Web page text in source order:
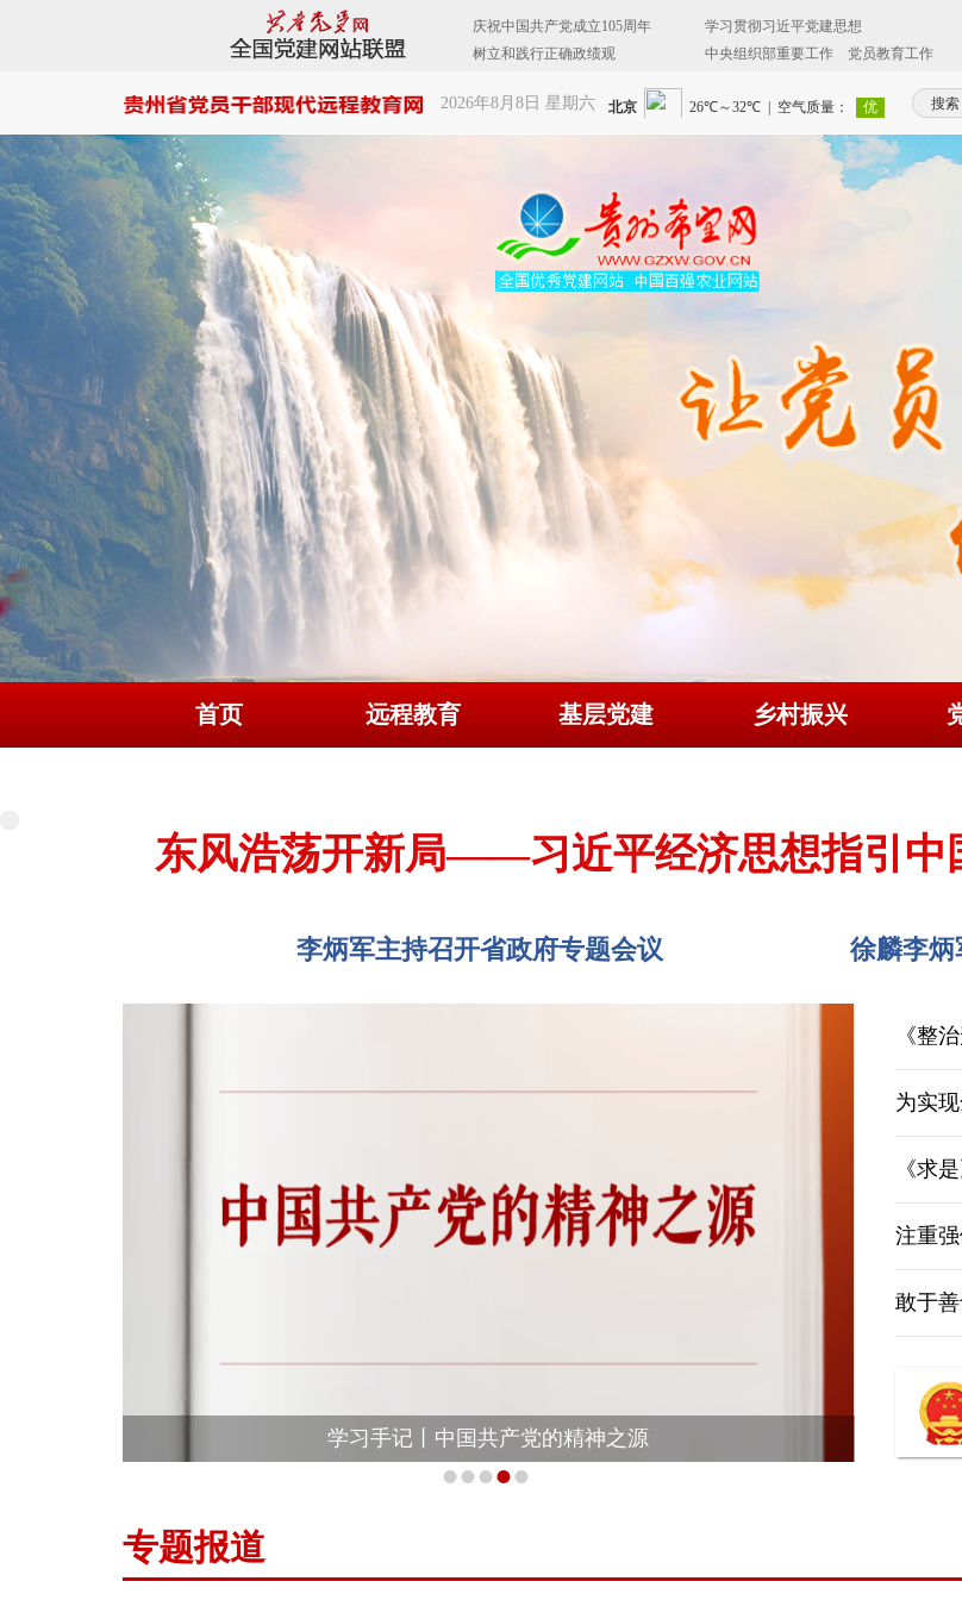
2026年8月8日 星期六
首页 远程教育 基层党建 乡村振兴
东风浩荡开新局——习近平经济思想指引中
李炳军主持召开省政府专题会议 徐麟李
学习手记丨中国共产党的精神之源
《整治
为实现全
《求
注重强健
敢于善于
专题报道